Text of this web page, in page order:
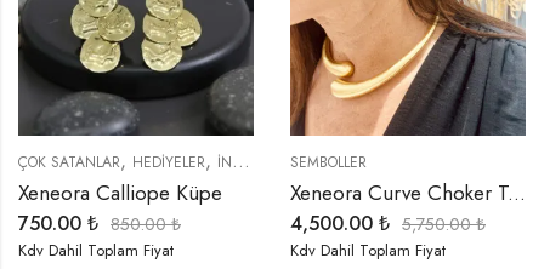
ÇOK SATANLAR, HEDIYELER, İNDIRIMLI ÜRÜNLER ,KÜPELER
Xeneora Calliope Küpe
750.00 ₺ 850.00₺
Kdv Dahil Toplam Fiyat
SEMBOLLER
Xeneora Curve Choker Takım
4,500.00 ₺ 5,750.00₺
Kdv Dahil Toplam Fiyat